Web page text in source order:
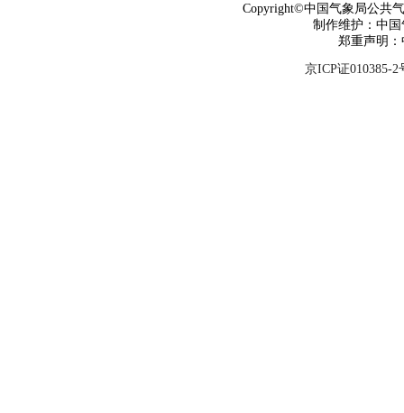
Copyright©中国气象局公共
制作维护：中
郑重声明
京ICP证010385-2